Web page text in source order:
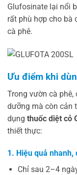
Glufosinate lại nổi
rất phù hợp cho bà
cà phê.
Ưu điểm khi
Trong vườn cà
dưỡng mà còn cản
dụng thuốc diệt cỏ
thiết thực:
1. Hiệu quả nhanh,
Chỉ sau 2–4